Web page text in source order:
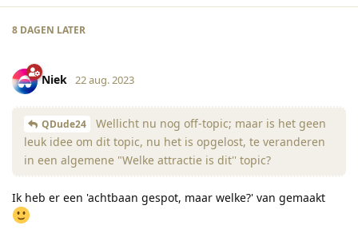
8 DAGEN LATER
Niek 22 aug. 2023
QDude24
Wellicht nu nog off-topic; maar is het geen
leuk idee om dit topic, nu het is opgelost, te veranderen
in een algemene "Welke attractie is dit'' topic?
Ik heb er een 'achtbaan gespot, maar welke?' van gemaakt